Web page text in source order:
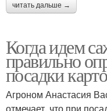
читать дальше →
Когда идем
правильно
посадки
Агроном Анастасия
отмечает, что при